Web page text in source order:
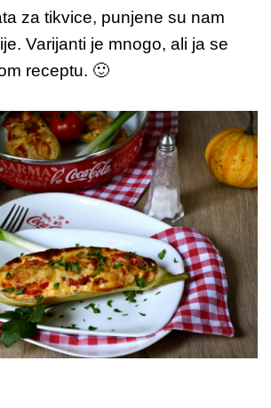
at
s
A
p
p
ss
e
n
g
er
ar
e
za tikvice, punjene su nam
Varijanti je mnogo, ali ja se
receptu. 🙂